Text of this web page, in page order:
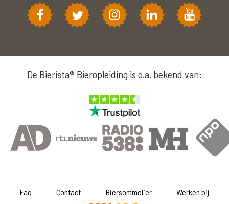
De Bierista® Bieropleiding is o.a. bekend van:
Faq Contact Biersommelier Werken bij